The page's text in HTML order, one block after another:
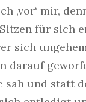
‚vor‘ mir,
für sich
sich
darauf
sah und statt